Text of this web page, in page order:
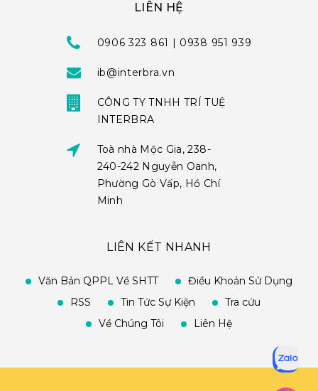
LIÊN HỆ
0906 323 861 | 0938 951 939
ib@interbra.vn
CÔNG TY TNHH TRÍ TUỆ
INTERBRA
Toà nhà Mộc Gia, 238-
240-242 Nguyễn Oanh,
Phường Gò Vấp, Hồ Chí
Minh
LIÊN KẾT NHANH
Văn Bản QPPL Về SHTT
Điều Khoản Sử Dụng
RSS
Tin Tức Sự Kiện
Tra cứu
Về Chúng Tôi
Liên Hệ